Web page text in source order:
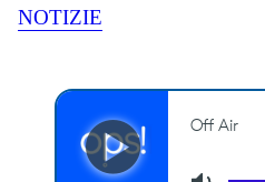
NOTIZIE